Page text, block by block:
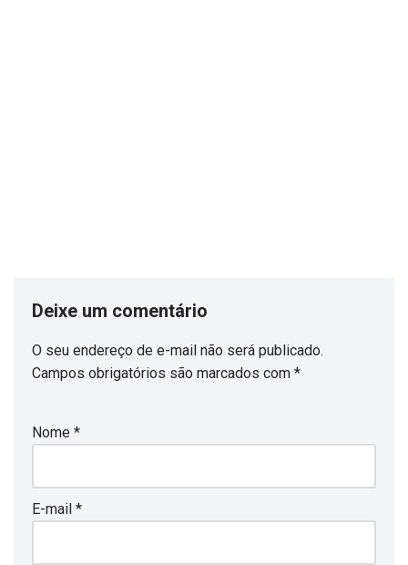
Deixe um comentário
O seu endereço de e-mail não será publicado.
Campos obrigatórios são marcados com *
Nome *
E-mail *